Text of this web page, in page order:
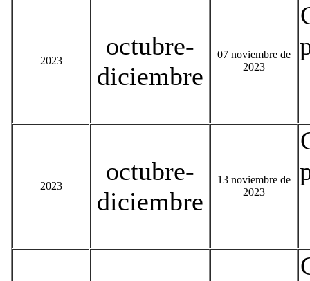
2023
octubre-
diciembre
07 noviembre de
2023
2023
octubre-
diciembre
13 noviembre de
2023